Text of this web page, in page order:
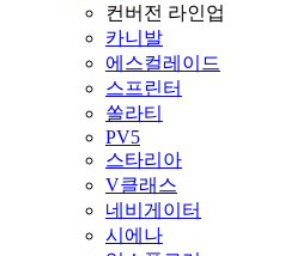
컨버전 라인업
카니발
에스컬레이드
스프린터
쏠라티
PV5
스타리아
V클래스
네비게이터
시에나